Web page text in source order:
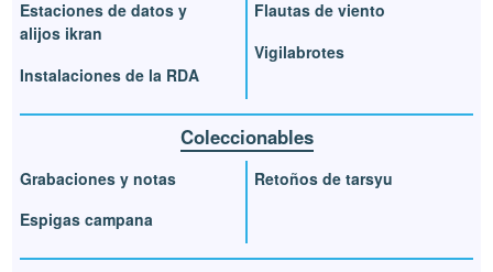
Estaciones de datos y
alijos ikran
Instalaciones de la RDA
Flautas de viento
Vigilabrotes
Coleccionables
Grabaciones y notas
Espigas campana
Retoños de tarsyu